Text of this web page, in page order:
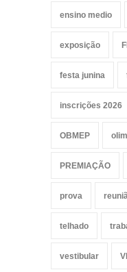
ensino medio
exposição
festa junina
inscrições 2026
OBMEP
PREMIAÇÃO
prova
telhado
vestibular